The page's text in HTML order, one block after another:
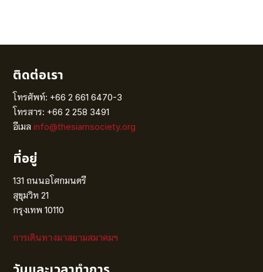
ติดต่อเรา
โทรศัพท์: +66 2 661 6470-3
โทรสาร: +66 2 258 3491
อีเมลinfo@thesiamsociety.org
ที่อยู่
131 ถนนอโศกมนตรี
สุขุมวิท 21
กรุงเทพ 10110
การเดินทางมาสยามสมาคมฯ